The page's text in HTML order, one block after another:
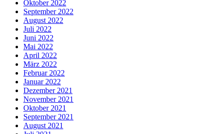
Oktober 2022
September 2022
August 2022
Juli 2022
Juni 2022
Mai 2022
April 2022
März 2022
Februar 2022
Januar 2022
Dezember 2021
November 2021
Oktober 2021
September 2021
August 2021